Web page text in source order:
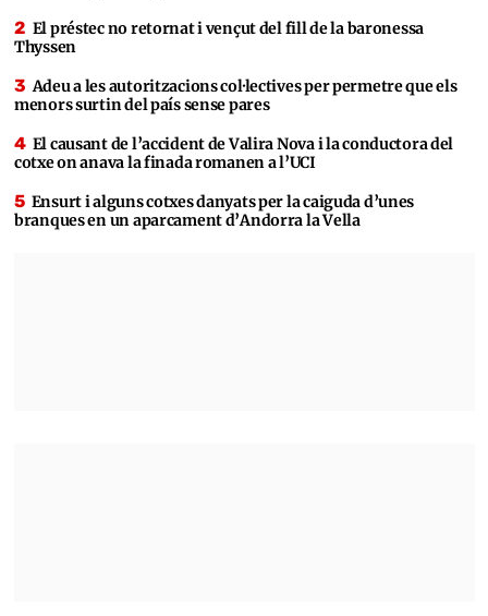
El préstec no retornat i vençut del fill de la baronessa
Thyssen
Adeu a les autoritzacions col·lectives per permetre que els
menors surtin del país sense pares
El causant de l’accident de Valira Nova i la conductora del
cotxe on anava la finada romanen a l’UCI
Ensurt i alguns cotxes danyats per la caiguda d’unes
branques en un aparcament d’Andorra la Vella